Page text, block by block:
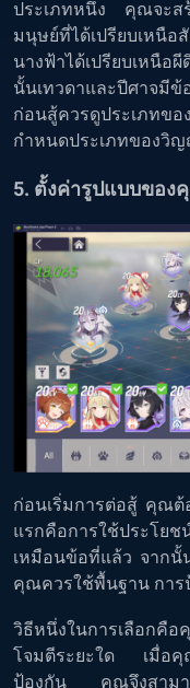
ประเภทหนึ่ง คุณจะส
มนุษย์ที่ได้เปรียบเหนื
นางฟ้าได้เปรียบเหนือ
นั้นเทวดาและปีศาจมีข้
ก่อนสู้ควรดูประเภ
กำหนดประเภทของวิ
5. ตั้งค่ารูปแบบของ
ก่อนเริ่มการต่อสู้ คุณต้
แรกคือการใช้ประโย
เหมือนข้อที่แล้ว จาก
คุณควรใช้พื้นฐาน การ
วิธีหนึ่งในการเลือกคื
โจมตีระยะใด เมื่อคุ
ป้องกัน คุณจึงสามาร